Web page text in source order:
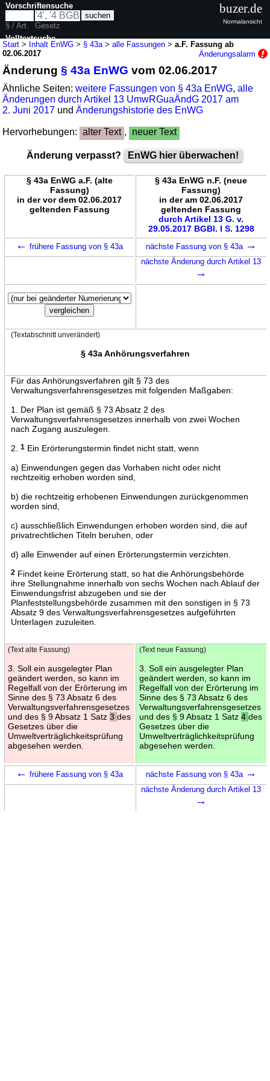
Start > Inhalt EnWG > § 43a >alle Fassungen >a.F. Fassung ab
02.06.2017
Änderungsalarm
Änderung§ 43a EnWG vom 02.06.2017
Ähnliche Seiten:weitere Fassungen von § 43a EnWG,alle
Änderungen durch Artikel 13 UmwRGuaÄndG 2017 am
2. Juni 2017 undÄnderungshistorie des EnWG
Hervorhebungen: alter Text , neuer Text
Änderung verpasst? EnWG hier überwachen!
§ 43a EnWG a.F. (alte
Fassung)
in der vor dem 02.06.2017
geltenden Fassung
§ 43a EnWG n.F. (neue
Fassung)
in der am 02.06.2017
geltenden Fassung
durch Artikel 13 G. v.
29.05.2017 BGBl. I S. 1298
← frühere Fassung von § 43a nächste Fassung von § 43a →
nächste Änderung durch Artikel 13
→
(Textabschnitt unverändert)
§ 43a Anhörungsverfahren
Für das Anhörungsverfahren gilt § 73 des
Verwaltungsverfahrensgesetzes mit folgenden Maßgaben:
1. Der Plan ist gemäß § 73 Absatz 2 des
Verwaltungsverfahrensgesetzes innerhalb von zwei Wochen
nach Zugang auszulegen.
2.
1Ein Erörterungstermin findet nicht statt, wenn
a) Einwendungen gegen das Vorhaben nicht oder nicht
rechtzeitig erhoben worden sind,
b) die rechtzeitig erhobenen Einwendungen zurückgenommen
worden sind,
c) ausschließlich Einwendungen erhoben worden sind, die auf
privatrechtlichen Titeln beruhen, oder
d) alle Einwender auf einen Erörterungstermin verzichten.
2Findet keine Erörterung statt, so hat die Anhörungsbehörde
ihre Stellungnahme innerhalb von sechs Wochen nach Ablauf der
Einwendungsfrist abzugeben und sie der
Planfeststellungsbehörde zusammen mit den sonstigen in § 73
Absatz 9 des Verwaltungsverfahrensgesetzes aufgeführten
Unterlagen zuzuleiten.
(Text alte Fassung)
3. Soll ein ausgelegter Plan
geändert werden, so kann im
Regelfall von der Erörterung im
Sinne des § 73 Absatz 6 des
Verwaltungsverfahrensgesetzes
und des § 9 Absatz 1 Satz 3 des
Gesetzes über die
Umweltverträglichkeitsprüfung
abgesehen werden.
(Text neue Fassung)
3. Soll ein ausgelegter Plan
geändert werden, so kann im
Regelfall von der Erörterung im
Sinne des § 73 Absatz 6 des
Verwaltungsverfahrensgesetzes
und des § 9 Absatz 1 Satz 4 des
Gesetzes über die
Umweltverträglichkeitsprüfung
abgesehen werden.
← frühere Fassung von § 43a nächste Fassung von § 43a →
nächste Änderung durch Artikel 13
→
Vorschriftensuche
§ / Art.
Gesetz
Volltextsuche
buzer.de
Normalansicht